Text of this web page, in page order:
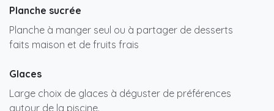
Planche sucrée
Planche à manger seul ou à partager de desserts
faits maison et de fruits frais
Glaces
Large choix de glaces à déguster de préférences
autour de la piscine.